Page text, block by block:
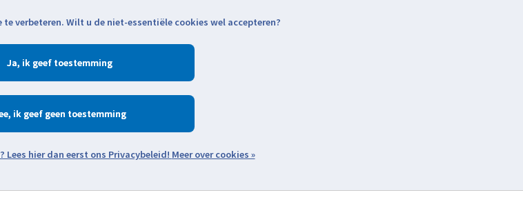
Zoeken
verbeteren. Wilt u de niet-essentiële cookies wel accepteren?
Ja
Meer over cookies »